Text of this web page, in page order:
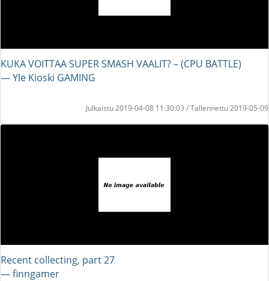
KUKA VOITTAA SUPER SMASH VAALIT? – (CPU BATTLE)
― Yle Kioski GAMING
Julkaistu 2019-04-08 11:30:03 / Tallennettu 2019-05-09
Recent collecting, part 27
― finngamer